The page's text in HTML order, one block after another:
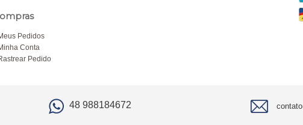
Pedidos
Conta
Pedido
48 988184672